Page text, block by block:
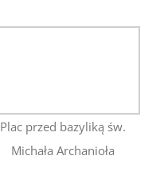
Plac przed bazyliką św.
Michała Archanioła